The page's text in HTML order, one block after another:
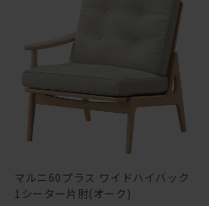
マルニ60プラス ワイドハイバック
1シーター片肘(オーク)